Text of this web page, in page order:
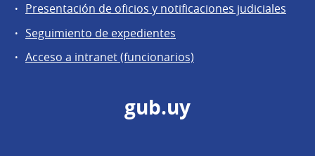
Presentación de oficios y notificaciones judiciales
Seguimiento de expedientes
Acceso a intranet (funcionarios)
gub.uy